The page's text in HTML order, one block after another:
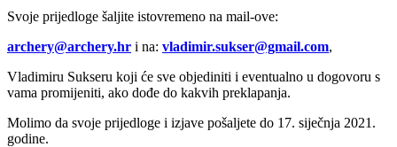
Svoje prijedloge šaljite istovremeno na mail-ove:
archery@archery.hr i na: vladimir.sukser@gmail.com,
Vladimiru Sukseru koji će sve objediniti i eventualno u dogovoru s
vama promijeniti, ako dođe do kakvih preklapanja.
Molimo da svoje prijedloge i izjave pošaljete do 17. siječnja 2021.
godine.